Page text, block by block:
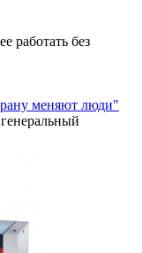
работать без
меняют люди"